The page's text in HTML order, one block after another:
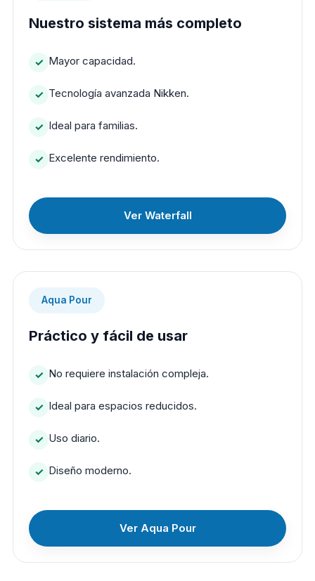
Nuestro sistema más completo
Mayor capacidad.
Tecnología avanzada Nikken.
Ideal para familias.
Excelente rendimiento.
Ver Waterfall
Aqua Pour
Práctico y fácil de usar
No requiere instalación compleja.
Ideal para espacios reducidos.
Uso diario.
Diseño moderno.
Ver Aqua Pour